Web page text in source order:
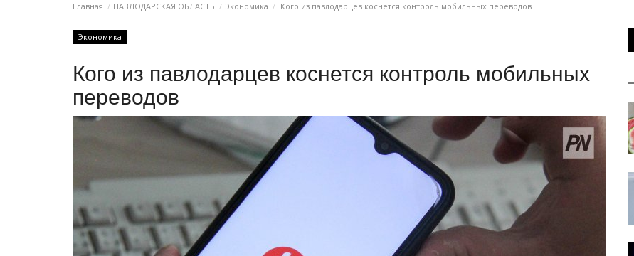
Главная ПАВЛОДАРСКАЯ ОБЛАСТЬ Экономика Кого из павлодарцев коснется контроль мобильных переводов
Экономика
Кого из павлодарцев коснется контроль мобильных
переводов